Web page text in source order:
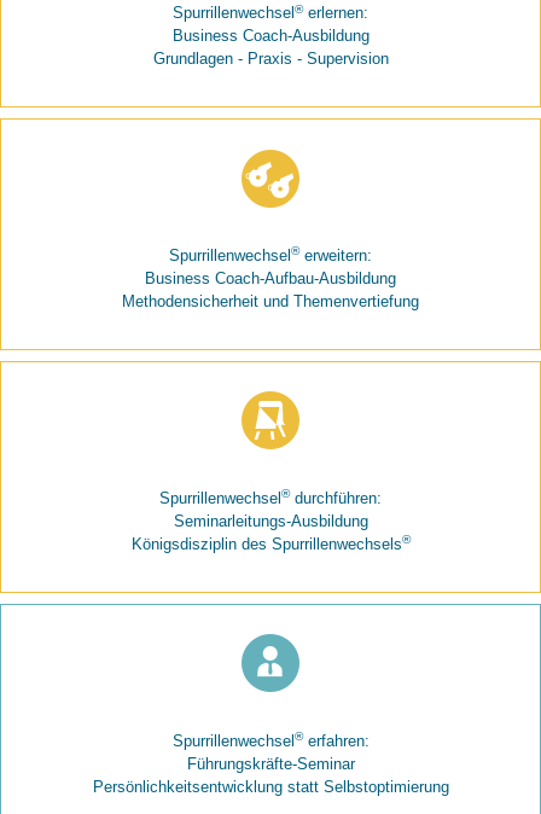
Spurrillenwechsel ®erlernen:
Business Coach-Ausbildung
Grundlagen - Praxis - Supervision
Spurrillenwechsel ®erweitern:
Business Coach-Aufbau-Ausbildung
Methodensicherheit und Themenvertiefung
Spurrillenwechsel ®durchführen:
Seminarleitungs-Ausbildung
Königsdisziplin des Spurrillenwechsels®
Spurrillenwechsel ®erfahren:
Führungskräfte-Seminar
Persönlichkeitsentwicklung statt Selbstoptimierung